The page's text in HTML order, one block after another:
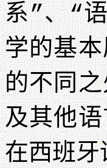
系”、“
学的基
的不同
及其他
在西班牙